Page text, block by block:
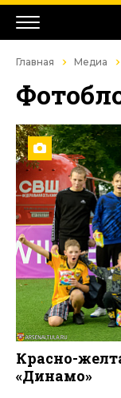
Главная Медиа
Красно-
«Динамо»